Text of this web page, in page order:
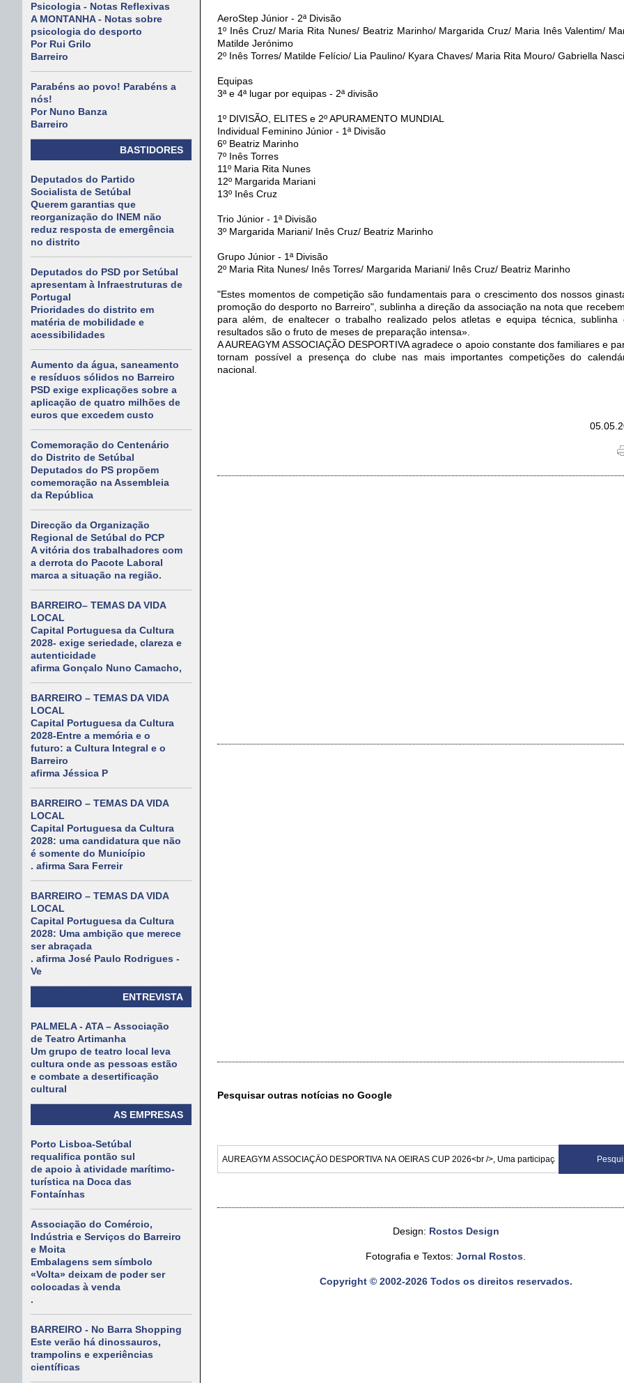
Psicologia - Notas Reflexivas
A MONTANHA - Notas sobre
psicologia do desporto
Por Rui Grilo
Barreiro
Parabéns ao povo! Parabéns a
nós!
Por Nuno Banza
Barreiro
BASTIDORES
Deputados do Partido
Socialista de Setúbal
Querem garantias que
reorganização do INEM não
reduz resposta de emergência
no distrito
Deputados do PSD por Setúbal
apresentam à Infraestruturas de
Portugal
Prioridades do distrito em
matéria de mobilidade e
acessibilidades
Aumento da água, saneamento
e resíduos sólidos no Barreiro
PSD exige explicações sobre a
aplicação de quatro milhões de
euros que excedem custo
Comemoração do Centenário
do Distrito de Setúbal
Deputados do PS propõem
comemoração na Assembleia
da República
Direcção da Organização
Regional de Setúbal do PCP
A vitória dos trabalhadores com
a derrota do Pacote Laboral
marca a situação na região.
BARREIRO– TEMAS DA VIDA
LOCAL
Capital Portuguesa da Cultura
2028- exige seriedade, clareza e
autenticidade
afirma Gonçalo Nuno Camacho,
BARREIRO – TEMAS DA VIDA
LOCAL
Capital Portuguesa da Cultura
2028-Entre a memória e o
futuro: a Cultura Integral e o
Barreiro
afirma Jéssica P
BARREIRO – TEMAS DA VIDA
LOCAL
Capital Portuguesa da Cultura
2028: uma candidatura que não
é somente do Município
. afirma Sara Ferreir
BARREIRO – TEMAS DA VIDA
LOCAL
Capital Portuguesa da Cultura
2028: Uma ambição que merece
ser abraçada
. afirma José Paulo Rodrigues -
Ve
ENTREVISTA
PALMELA - ATA – Associação
de Teatro Artimanha
Um grupo de teatro local leva
cultura onde as pessoas estão
e combate a desertificação
cultural
AS EMPRESAS
Porto Lisboa-Setúbal
requalifica pontão sul
de apoio à atividade marítimo-
turística na Doca das
Fontaínhas
Associação do Comércio,
Indústria e Serviços do Barreiro
e Moita
Embalagens sem símbolo
«Volta» deixam de poder ser
colocadas à venda
.
BARREIRO - No Barra Shopping
Este verão há dinossauros,
trampolins e experiências
científicas
AeroStep Júnior - 2ª Divisão
1º Inês Cruz/ Maria Rita Nunes/ Beatriz Marinho/ Margarida Cruz/ Maria Inês Valentim/
Matilde Jerónimo
2º Inês Torres/ Matilde Felício/ Lia Paulino/ Kyara Chaves/ Maria Rita Mouro/ Gabriella
Equipas
3ª e 4ª lugar por equipas - 2ª divisão
1º DIVISÃO, ELITES e 2º APURAMENTO MUNDIAL
Individual Feminino Júnior - 1ª Divisão
6º Beatriz Marinho
7º Inês Torres
11º Maria Rita Nunes
12º Margarida Mariani
13º Inês Cruz
Trio Júnior - 1ª Divisão
3º Margarida Mariani/ Inês Cruz/ Beatriz Marinho
Grupo Júnior - 1ª Divisão
2º Maria Rita Nunes/ Inês Torres/ Margarida Mariani/ Inês Cruz/ Beatriz Marinho
"Estes momentos de competição são fundamentais para o crescimento dos nossos
promoção do desporto no Barreiro", sublinha a direção da associação na nota que
para além, de enaltecer o trabalho realizado pelos atletas e equipa técnica, sublinha
resultados são o fruto de meses de preparação intensa».
A AUREAGYM ASSOCIAÇÃO DESPORTIVA agradece o apoio constante dos familiares e
tornam possível a presença do clube nas mais importantes competições do
nacional.
Pesquisar outras notícias no Google
Design: Rostos Design
Fotografia e Textos: Jornal Rostos
Copyright © 2002-2026 Todos os direitos reservados.